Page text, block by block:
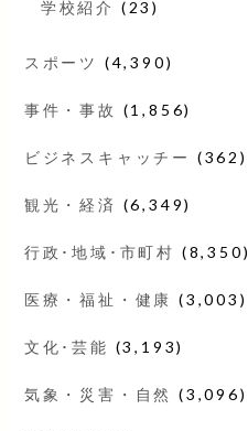
学校紹介 (23)
スポーツ (4,390)
事件・事故 (1,856)
ビジネスキャッチー (362)
観光・経済 (6,349)
行政･地域･市町村 (8,350)
医療・福祉・健康 (3,003)
文化･芸能 (3,193)
気象・災害・自然 (3,096)